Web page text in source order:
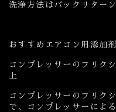
洗浄方法はバックリター
おすすめエアコン用添加剤
コンプレッサーのフリク
上
コンプレッサーのフリク
で、コンプレッサーによ